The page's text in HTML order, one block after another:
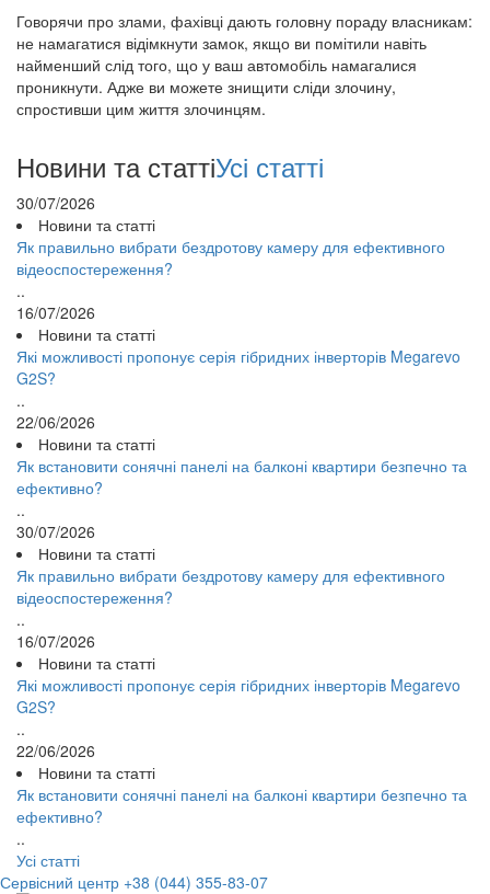
Говорячи про злами, фахівці дають головну пораду власникам:
не намагатися відімкнути замок, якщо ви помітили навіть
найменший слід того, що у ваш автомобіль намагалися
проникнути. Адже ви можете знищити сліди злочину,
спростивши цим життя злочинцям.
Новини та статтіУсі статті
30/07/2026
Новини та статті
Як правильно вибрати бездротову камеру для ефективного
відеоспостереження?
..
16/07/2026
Новини та статті
Які можливості пропонує серія гібридних інверторів Megarevo
G2S?
..
22/06/2026
Новини та статті
Як встановити сонячні панелі на балконі квартири безпечно та
ефективно?
..
30/07/2026
Новини та статті
Як правильно вибрати бездротову камеру для ефективного
відеоспостереження?
..
16/07/2026
Новини та статті
Які можливості пропонує серія гібридних інверторів Megarevo
G2S?
..
22/06/2026
Новини та статті
Як встановити сонячні панелі на балконі квартири безпечно та
ефективно?
..
Усі статті
Сервісний центр +38 (044) 355-83-07